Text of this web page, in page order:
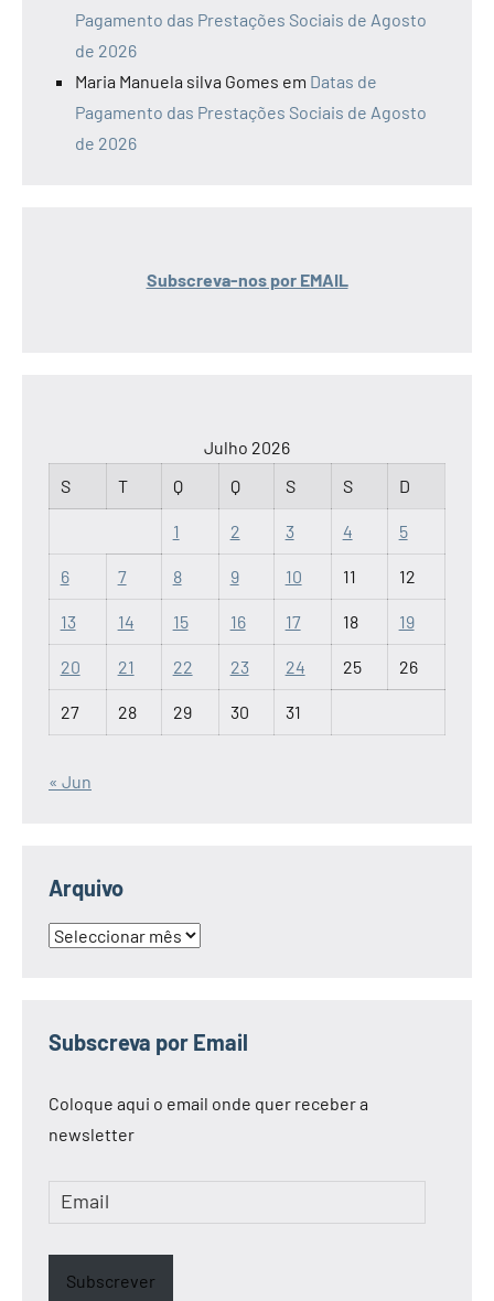
Pagamento das Prestações Sociais de Agosto
de 2026
Maria Manuela silva Gomes em Datas de
Pagamento das Prestações Sociais de Agosto
de 2026
Subscreva-nos por EMAIL
Julho 2026
S
T Q Q S S D
1 2 3 4 5
6 7 8 9 10 11 12
13 14 15 16 17 18 19
20 21 22 23 24 25 26
27 28 29 30 31
« Jun
Arquivo
Arquivo
Subscreva por Email
Coloque aqui o email onde quer receber a
newsletter
Email
Subscrever